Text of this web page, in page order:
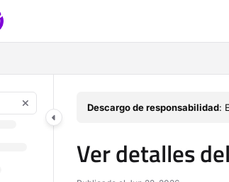
exploring further.
Descargo de responsabilidad:
Ver detalles